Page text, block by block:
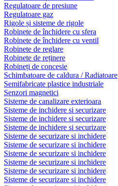
Regulatoare de presiune
Regulatoare gaz
Rigole și sisteme de rigole
Robinete de închidere cu sfera
Robinete de închidere cu ventil
Robinete de reglare
Robinete de reținere
Robineți de concesie
Schimbatoare de caldura / Radiatoare
Semifabricate plastice industriale
Senzori magnetici
Sisteme de canalizare exterioara
Sisteme de inchidere si securizare
Sisteme de inchidere si securizare
Sisteme de inchidere si securizare
Sisteme de securizare si inchidere
Sisteme de securizare si inchidere
Sisteme de securizare si inchidere
Sisteme de securizare si inchidere
Sisteme de securizare si inchidere
Sisteme de securizare si inchidere